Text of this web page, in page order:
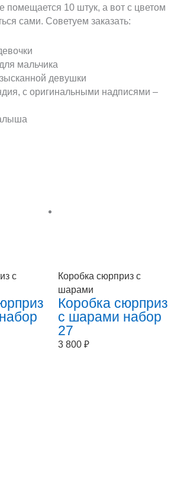
помещается 10 штук, а вот с цветом
сами. Советуем заказать:
мальчика
девушки
с оригинальными надписями –
с
Коробка сюрприз с
шарами
Коробка сюрприз
с шарами набор
27
3 800₽